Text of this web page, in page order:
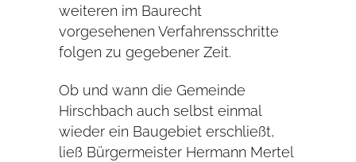
weiteren im Baurecht
vorgesehenen Verfahrensschritte
folgen zu gegebener Zeit.
Ob und wann die Gemeinde
Hirschbach auch selbst einmal
wieder ein Baugebiet erschließt,
ließ Bürgermeister Hermann Mertel